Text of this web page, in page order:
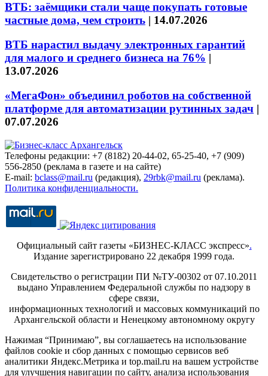
ВТБ: заёмщики стали чаще покупать готовые
частные дома, чем строить | 14.07.2026
ВТБ нарастил выдачу электронных гарантий
для малого и среднего бизнеса на 76% |
13.07.2026
«МегаФон» объединил роботов на собственной
платформе для автоматизации рутинных задач |
07.07.2026
Телефоны редакции: +7 (8182) 20-44-02, 65-25-40, +7 (909)
556-2850 (реклама в газете и на сайте)
E-mail: bclass@mail.ru (редакция), 29rbk@mail.ru (реклама).
Политика конфиденциальности.
Официальный сайт газеты «БИЗНЕС-КЛАСС экспресс».
Издание зарегистрировано 22 декабря 1999 года.
Свидетельство о регистрации ПИ №ТУ-00302 от 07.10.2011
выдано Управлением Федеральной службы по надзору в
сфере связи,
информационных технологий и массовых коммуникаций по
Архангельской области и Ненецкому автономному округу
Нажимая “Принимаю”, вы соглашаетесь на использование
файлов cookie и сбор данных с помощью сервисов веб
аналитики Яндекс.Метрика и top.mail.ru на вашем устройстве
для улучшения навигации по сайту, анализа использования